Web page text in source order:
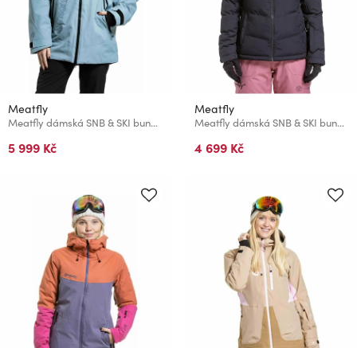
Meatfly
Meatfly dámská SNB & SKI bunda Gaia Cloud
5 999 Kč
Meatfly
Meatfly dámská SNB & SKI bunda Bonie Black
4 699 Kč